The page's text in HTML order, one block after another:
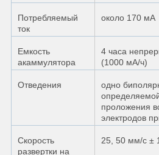
Потребляемый
ток
около 170 мА
Емкость
акаммулятора
4 часа
(1000 мА/ч)
Отведения
одно
проложения
электродов
Скорость
развертки на
25, 50 мм/с ±